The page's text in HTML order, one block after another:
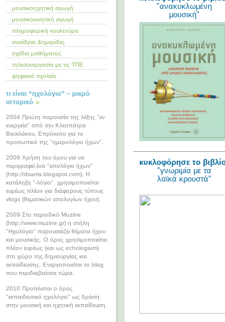
μουσικοηχητική αγωγή
μουσικοκινητική αγωγή
πληροφορική κουλτούρα
συνέδρια &ημερίδες
σχέδια μαθήματος
τηλεσυνεργασία με τις ΤΠΕ
ψηφιακό σχολείο
τι είναι “ηχολόγιο” – μικρό
ιστορικό
2004 Πρώτη παρουσία της λέξης "εν
ενεργεία" από την Κλεοπάτρα
Βασιλάκου. Επρόκειτο για το
προσωπικό της "ημερολόγιο ήχων".
2008 Χρήση του όρου για να
περιγραφεί ένα "ιστολόγιο ήχων"
(http://dsarris.blogspot.com). Η
κατάληξη "-λόγιο". χρησιμοποιείται
ευρέως πλέον για διάφορους τύπους
vlogs (θεματικών ιστολογίων ήχου).
2009 Στο περιοδικό Muzine
(http://www.muzine.gr) η στήλη
"Ηχολόγιο" παρουσιάζει θέματα ήχου
και μουσικής. Ο όρος χρησιμοποιείται
πλέον ευρέως (και ως echologium)
στο χώρο της δημιουργίας και
εκπαίδευσης. Ενεργοποιείται το blog
που περιδιαβαίνετε τώρα.
2010 Προτείνεται ο όρος
"εκπαιδευτικό ηχολόγιο" ως δράση
στην μουσική και ηχητική εκπαίδευση.
"ανακυκλωμένη
μουσική"
κυκλοφόρησε το
"γνωριμία με τα
λαϊκά κρουστά"